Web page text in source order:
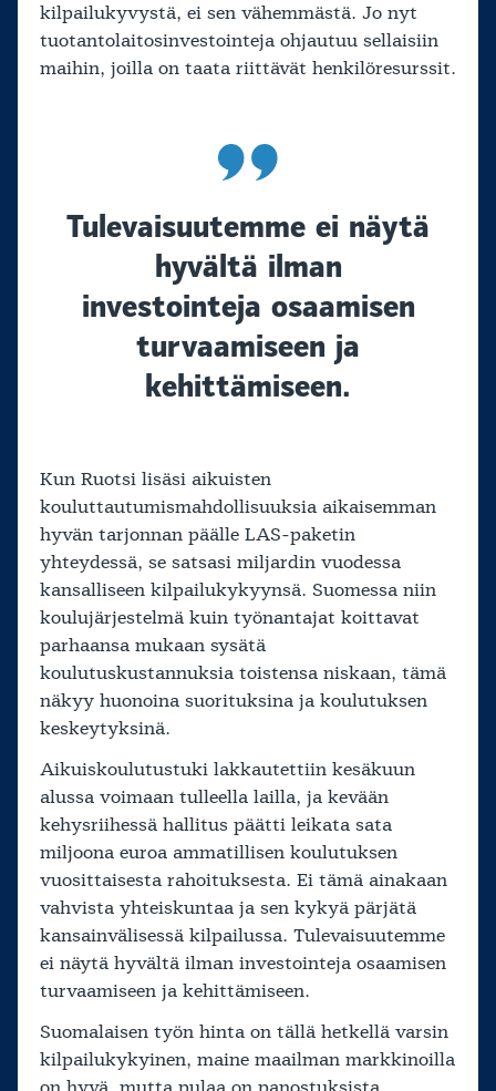
kilpailukyvystä, ei sen vähemmästä. Jo nyt
tuotantolaitosinvestointeja ohjautuu sellaisiin
maihin, joilla on taata riittävät henkilöresurssit.
Tulevaisuutemme ei näytä
hyvältä ilman
investointeja osaamisen
turvaamiseen ja
kehittämiseen.
Kun Ruotsi lisäsi aikuisten
kouluttautumismahdollisuuksia aikaisemman
hyvän tarjonnan päälle LAS-paketin
yhteydessä, se satsasi miljardin vuodessa
kansalliseen kilpailukykyynsä. Suomessa niin
koulujärjestelmä kuin työnantajat koittavat
parhaansa mukaan sysätä
koulutuskustannuksia toistensa niskaan, tämä
näkyy huonoina suorituksina ja koulutuksen
keskeytyksinä.
Aikuiskoulutustuki lakkautettiin kesäkuun
alussa voimaan tulleella lailla, ja kevään
kehysriihessä hallitus päätti leikata sata
miljoona euroa ammatillisen koulutuksen
vuosittaisesta rahoituksesta. Ei tämä ainakaan
vahvista yhteiskuntaa ja sen kykyä pärjätä
kansainvälisessä kilpailussa. Tulevaisuutemme
ei näytä hyvältä ilman investointeja osaamisen
turvaamiseen ja kehittämiseen.
Suomalaisen työn hinta on tällä hetkellä varsin
kilpailukykyinen, maine maailman markkinoilla